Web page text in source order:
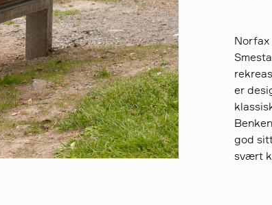
Norfax
er
god
svært